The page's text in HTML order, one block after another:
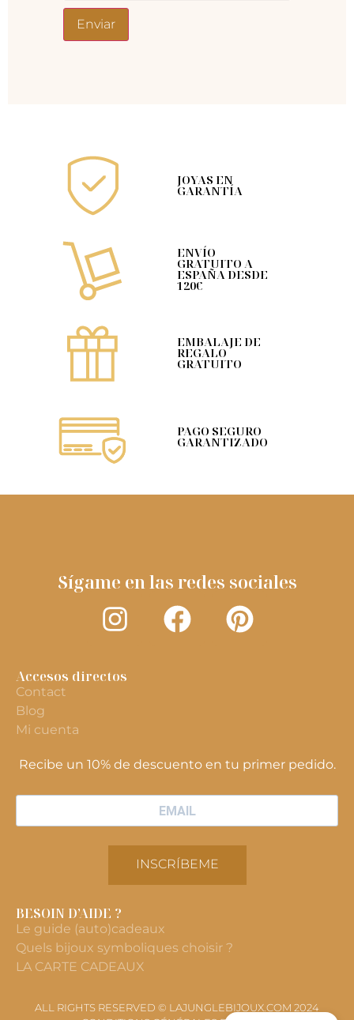
JOYAS EN
GARANTÍA
ENVÍO
GRATUITO A
ESPAÑA DESDE
120€
EMBALAJE DE
REGALO
GRATUITO
PAGO SEGURO
GARANTIZADO
Sígame en las redes sociales
Accesos directos
Contact
Blog
Mi cuenta
Recibe un 10% de descuento en tu primer pedido.
INSCRÍBEME
BESOIN D’AIDE ?
Le guide (auto)cadeaux
Quels bijoux symboliques choisir ?
LA CARTE CADEAUX
ALL RIGHTS RESERVED © LAJUNGLEBIJOUX.COM 2024